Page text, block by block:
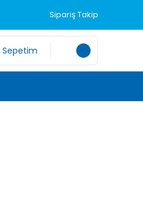
Sipariş Takip
Sepetim